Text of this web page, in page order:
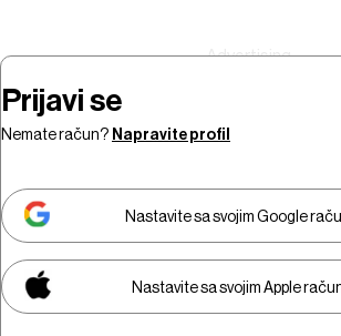
Morate biti pretplatnik
gledali video
Prijavi se
Nemate račun? Napravite profil
Nastavite sa svojim Google
Nastavite sa svojim Apple